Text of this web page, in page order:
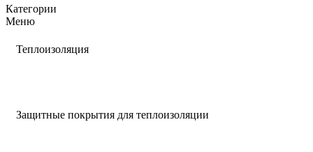
Категории
Меню
Теплоизоляция
Защитные покрытия для теплоизоляции